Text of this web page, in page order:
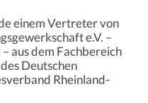
einem Vertreter von
e.V. –
aus dem Fachbereich
Deutschen
Rheinland-